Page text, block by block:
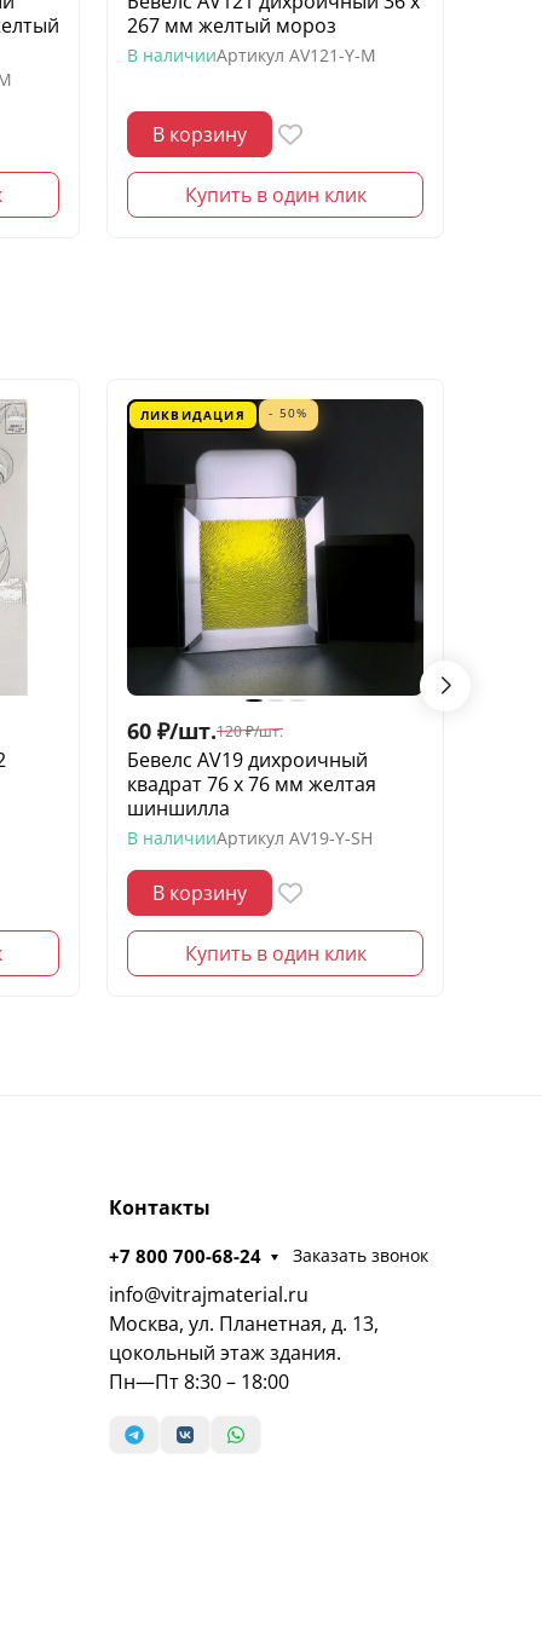
267 мм желтый мороз
В наличииАртикул AV121-Y-M
В корзину
Купить в один клик
ЛИКВИДАЦИЯ - 50%
60 ₽/шт.120 ₽/шт.
Бевелс AV19 дихроичный
квадрат 76 х 76 мм желтая
шиншилла
В наличииАртикул AV19-Y-SH
В корзину
Купить в один клик
Контакты
+7 800 700-68-24 Заказать звонок
info@vitrajmaterial.ru
Москва, ул. Планетная, д. 13,
цокольный этаж здания.
Пн—Пт 8:30 – 18:00